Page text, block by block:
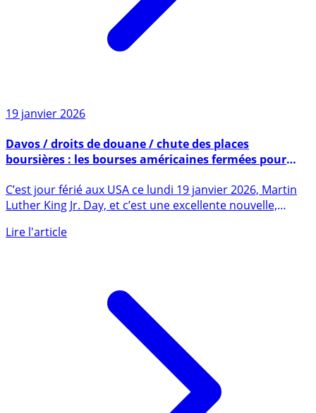
19 janvier 2026
boursières : les bourses américaines fermées pour
Martin Luther King Jr. Day
Luther King Jr. Day, et c’est une excellente nouvelle,